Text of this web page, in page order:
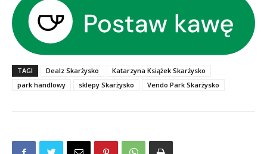
TAGI Dealz Skarżysko
Katarzyna Książek Skarżysko
park handlowy
sklepy Skarżysko Vendo Park Skarżysko